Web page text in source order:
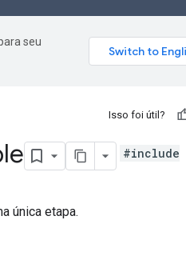
seu
Isso foi útil?
#include
única etapa.